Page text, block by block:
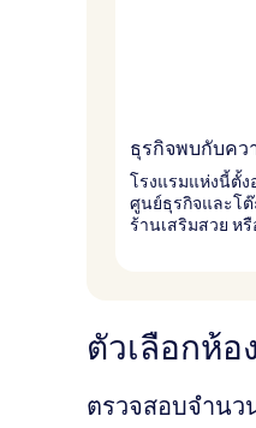
ธุรกิจพบกับคว
โรงแรมแห่งนี้ตั้ง
ศูนย์ธุรกิจและโ
ร้านเสริมสวย ห
ตัวเลือกห้อ
ตรวจสอบจำนว